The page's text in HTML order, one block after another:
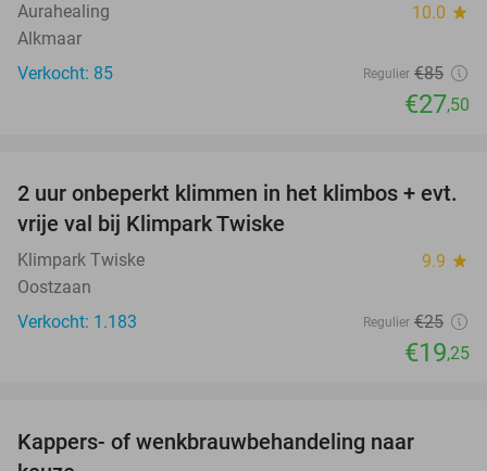
Aurahealing 10.0 star
Alkmaar
Verkocht: 85
Regulier €85
€27,50
23%
2 uur onbeperkt klimmen in het klimbos + evt.
vrije val bij Klimpark Twiske
Klimpark Twiske 9.9 star
Oostzaan
Verkocht: 1.183
Regulier €25
€19,25
Kappers- of wenkbrauwbehandeling naar